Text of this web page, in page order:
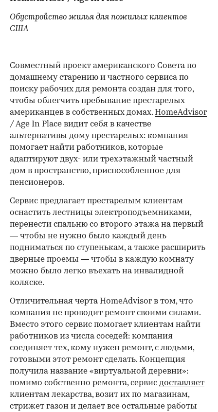
Обустройство жилья для пожилых клиентов
США
Совместный проект американского Совета по
домашнему старению и частного сервиса по
поиску рабочих для ремонта создан для того,
чтобы облегчить пребывание престарелых
американцев в собственных домах. HomeAdvisor
/ Age In Place видит себя в качестве
альтернативы дому престарелых: компания
помогает найти работников, которые
адаптируют двух- или трехэтажный частный
дом в пространство, приспособленное для
пенсионеров.
Сервис предлагает престарелым клиентам
оснастить лестницы электроподъемниками,
перенести спальню со второго этажа на первый
— чтобы не нужно было каждый день
подниматься по ступенькам, а также расширить
дверные проемы — чтобы в каждую комнату
можно было легко въехать на инвалидной
коляске.
Отличительная черта HomeAdvisor в том, что
компания не проводит ремонт своими силами.
Вместо этого сервис помогает клиентам найти
работников из числа соседей: компания
соединяет тех, кому нужен ремонт, с людьми,
готовыми этот ремонт сделать. Концепция
получила название «виртуальной деревни»:
помимо собственно ремонта, сервис доставляет
клиентам лекарства, возит их по магазинам,
стрижет газон и делает все остальные работы